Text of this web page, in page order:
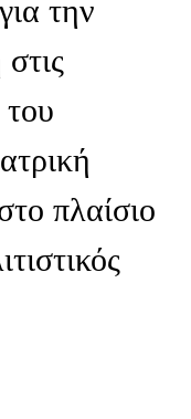
την
πλαίσιο